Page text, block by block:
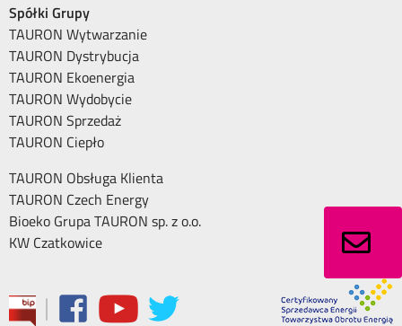
Spółki Grupy
TAURON Wytwarzanie
TAURON Dystrybucja
TAURON Ekoenergia
TAURON Wydobycie
TAURON Sprzedaż
TAURON Ciepło
TAURON Obsługa Klienta
TAURON Czech Energy
Bioeko Grupa TAURON sp. z o.o.
KW Czatkowice
|